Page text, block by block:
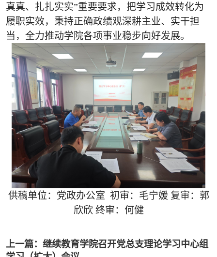
真真、扎扎实实”重要要求，把学习成效转化为
履职实效，秉持正确政绩观深耕主业、实干担
当，全力推动学院各项事业稳步向好发展。
供稿单位：党政办公室 初审：毛宁媛 复审：郭
欣欣 终审：何健
上一篇：继续教育学院召开党总支理论学习中心组